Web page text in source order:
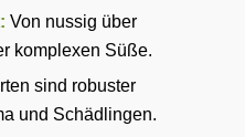
Von nussig über
komplexen Süße.
sind robuster
und Schädlingen.